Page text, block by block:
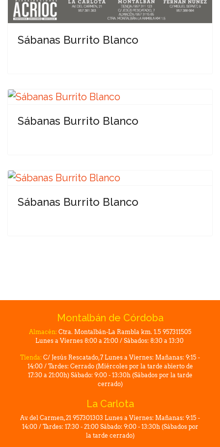
Sábanas Burrito Blanco
Sábanas Burrito Blanco
Sábanas Burrito Blanco
Montalbán de Córdoba
Almacén: Ctra. Montalbán-La Rambla km. 1.5 957311505
Lunes a Viernes 8:00 a 21:00 / Sábados: 8:30 a 13:30
Tienda: C/ Jesús Rescatado, 7 Lunes a Viernes: Mañanas: 9:15 -
14:00 / Tardes: Cerrado (Miércoles por la tarde abierto de
17:30 a 21:00h) Sábado: 9:00 - 13:30h (Sábados por la tarde
cerrado)
La Carlota
Av. del Carmen, 21 957301303 Lunes a Viernes: Mañanas: 9:15 -
14:00 / Tardes: 17:30 - 21:00 Sábado: 9:00 - 13:30h (Sábados por
la tarde cerrado)